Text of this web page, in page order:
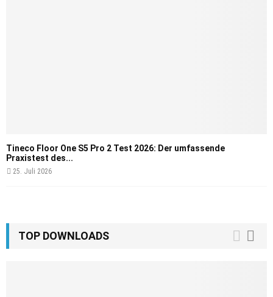
Tineco Floor One S5 Pro 2 Test 2026: Der umfassende
Praxistest des...
25. Juli 2026
TOP DOWNLOADS